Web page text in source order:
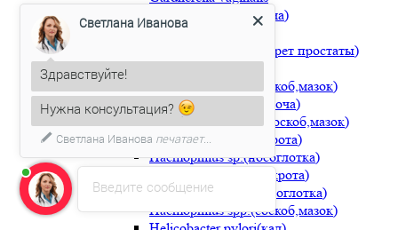
количественный(моча)
Gardnerella vaginalis
количественный(секрет простаты)
Gardnerella vaginalis
количественный(соскоб,мазок)
Haemophilus ducrei(моча)
Haemophilus ducrei(соскоб,мазок)
Haemophilus sp.(мокрота)
Haemophilus sp.(носоглотка)
Haemophilus spp.(мокрота)
Haemophilus spp.(носоглотка)
Haemophilus spp.(соскоб,мазок)
Введите сообщение
Светлана Иванова
Здравствуйте!
Нужна консультация?
Светлана Иванова печатает...